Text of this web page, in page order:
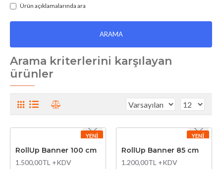
Ürün açıklamalarında ara
ARAMA
Arama kriterlerini karşılayan
ürünler
YENI
RollUp Banner 100 cm
1.500,00TL +KDV
YENI
RollUp Banner 85 cm
1.200,00TL +KDV